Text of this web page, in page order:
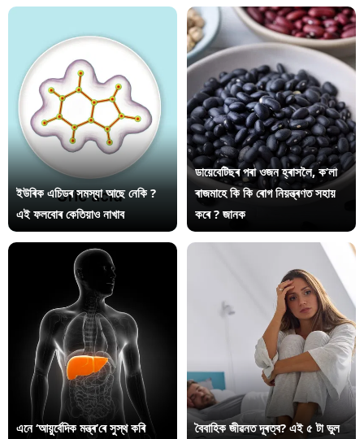
ইউৰিক এচিডৰ সমস্যা আছে নেকি ?
এই ফলবোৰ কেতিয়াও নাখাব
ডায়েবেটিছৰ পৰা ওজন হ্ৰাসলৈ, ক’লা
ৰাজমাহে কি কি ৰোগ নিয়ন্ত্ৰণত সহায়
কৰে ? জানক
এনে ‘আয়ুৰ্বেদিক মন্ত্ৰ’ৰে সুস্থ কৰি
বৈবাহিক জীৱনত দূৰত্ব? এই ৫ টা ভুল